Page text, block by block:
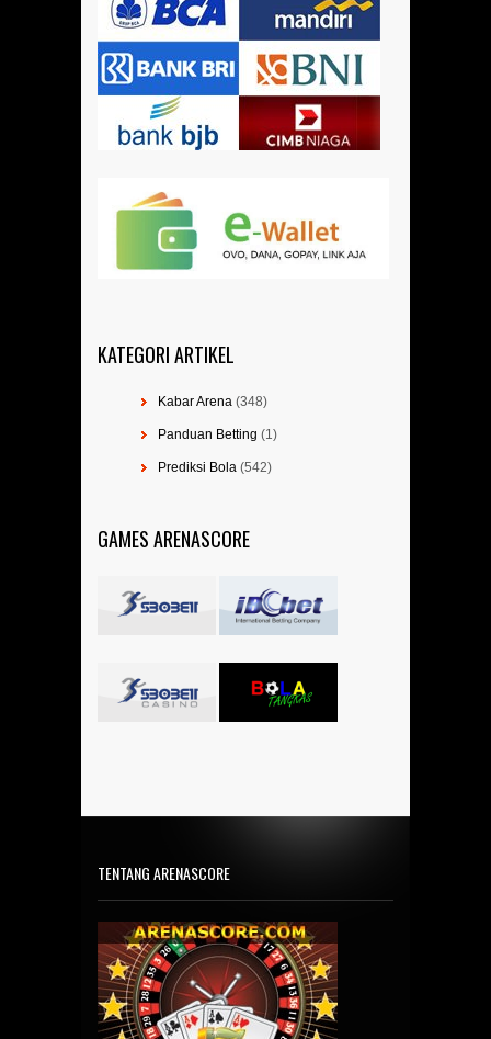
KATEGORI ARTIKEL
Kabar Arena (348)
Panduan Betting (1)
Prediksi Bola (542)
GAMES ARENASCORE
TENTANG ARENASCORE